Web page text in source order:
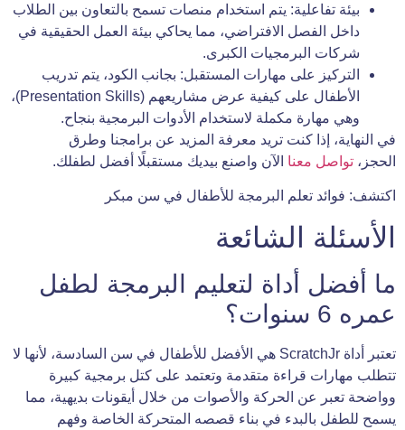
بيئة تفاعلية: يتم استخدام منصات تسمح بالتعاون بين الطلاب
داخل الفصل الافتراضي، مما يحاكي بيئة العمل الحقيقية في
شركات البرمجيات الكبرى.
التركيز على مهارات المستقبل: بجانب الكود، يتم تدريب
الأطفال على كيفية عرض مشاريعهم (Presentation Skills)،
وهي مهارة مكملة لاستخدام الأدوات البرمجية بنجاح.
في النهاية، إذا كنت تريد معرفة المزيد عن برامجنا وطرق
الحجز، تواصل معنا الآن واصنع بيديك مستقبلًا أفضل لطفلك.
اكتشف: فوائد تعلم البرمجة للأطفال في سن مبكر
الأسئلة الشائعة
ما أفضل أداة لتعليم البرمجة لطفل
عمره 6 سنوات؟
تعتبر أداة ScratchJr هي الأفضل للأطفال في سن السادسة، لأنها لا
تتطلب مهارات قراءة متقدمة وتعتمد على كتل برمجية كبيرة
وواضحة تعبر عن الحركة والأصوات من خلال أيقونات بديهية، مما
يسمح للطفل بالبدء في بناء قصصه المتحركة الخاصة وفهم